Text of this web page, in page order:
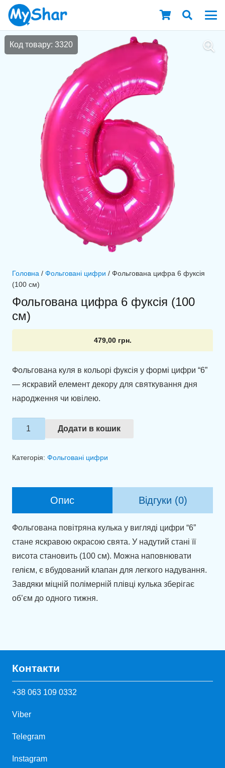
Код товару: 3320
Головна / Фольговані цифри / Фольгована цифра 6 фуксія
(100 см)
Фольгована цифра 6 фуксія (100
см)
479,00 грн.
Фольгована куля в кольорі фуксія у формі цифри “6”
— яскравий елемент декору для святкування дня
народження чи ювілею.
Фольгована
цифра
Додати в кошик
Категорія: Фольговані цифри
Опис Відгуки (0)
Фольгована повітряна кулька у вигляді цифри “6”
стане яскравою окрасою свята. У надутий стані її
висота становить (100 см). Можна наповнювати
гелієм, є вбудований клапан для легкого надування.
Завдяки міцній полімерній плівці кулька зберігає
об’єм до одного тижня.
Контакти
+38 063 109 0332
Viber
Telegram
Instagram